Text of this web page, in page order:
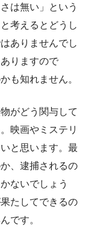
は無い」という
考えるとどうし
ありませんでし
りますので
も知れません。
がどう関与して
映画やミステリ
と思います。最
、逮捕されるの
ないでしょう
たしてできるの
です。